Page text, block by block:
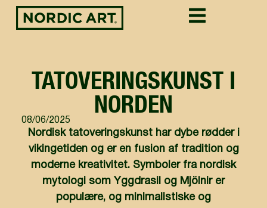
TATOVERINGSKUNST I
NORDEN
08/06/2025
Nordisk tatoveringskunst har dybe rødder i
vikingetiden og er en fusion af tradition og
moderne kreativitet. Symboler fra nordisk
mytologi som Yggdrasil og Mjölnir er
populære, og minimalistiske og